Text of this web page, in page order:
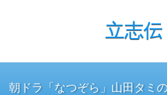
立志伝
朝ドラ「なつぞら」山田タミ